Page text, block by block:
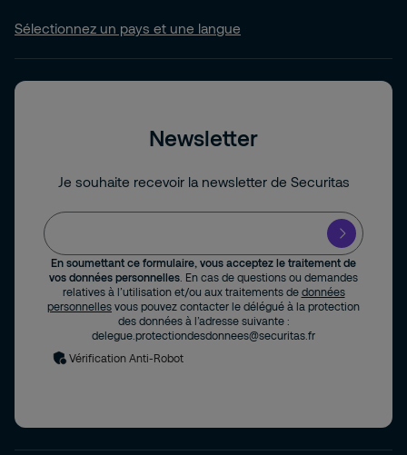
Sélectionnez un pays et une langue
Newsletter
Je souhaite recevoir la newsletter de Securitas
En soumettant ce formulaire, vous acceptez le traitement de
vos données personnelles . En cas de questions ou demandes
relatives à l’utilisation et/ou aux traitements de données
personnelles vous pouvez contacter le délégué à la protection
des données à l’adresse suivante :
delegue.protectiondesdonnees@securitas.fr
Vérification Anti-Robot